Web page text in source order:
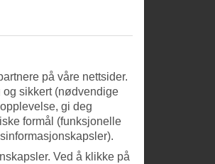
på våre nettsider.
og sikkert (nødvendige
gi deg
formål (funksjonelle
Ved å klikke på